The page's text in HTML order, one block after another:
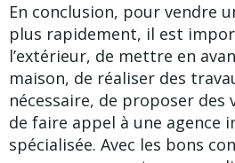
En conclusion, pour vendre
plus rapidement, il est
l’extérieur, de mettre en
maison, de réaliser des
nécessaire, de proposer
de faire appel à une agence
spécialisée. Avec les bons